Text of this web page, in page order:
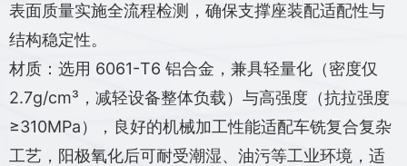
表面质量实施全流程检测，确保支撑座装配适配性与
结构稳定性。
材质：选用 6061-T6 铝合金，兼具轻量化（密度仅
2.7g/cm³，减轻设备整体负载）与高强度（抗拉强度
≥310MPa），良好的机械加工性能适配车铣复合复杂
工艺，阳极氧化后可耐受潮湿、油污等工业环境，适